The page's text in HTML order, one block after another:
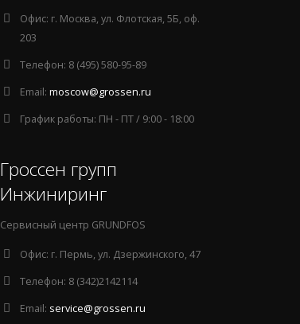
Офис: г. Москва, ул. Флотская, 5Б, оф.
203
Телефон: 8 (495) 580-95-89
Email: moscow@grossen.ru
График работы: ПН - ПТ / 9:00 - 18:00
Гроссен групп
Инжиниринг
Сервисный центр GRUNDFOS
Офис: г. Пермь, ул. Дзержинского, 47
Телефон: 8 (342)2142114
Email: service@grossen.ru